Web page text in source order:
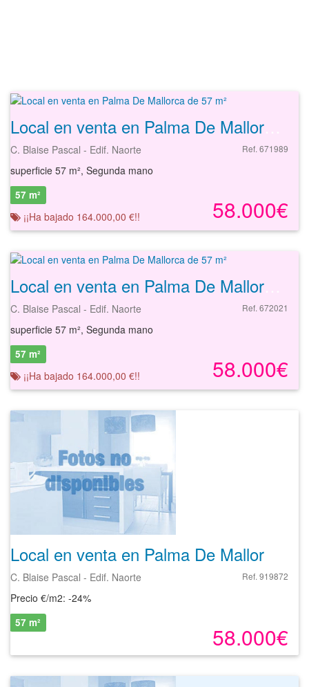
C. Blaise Pascal - Edif. Naorte Ref. 671989
superficie 57 m², Segunda mano
58.000€
57 m²
¡¡Ha bajado 164.000,00 €!!
C. Blaise Pascal - Edif. Naorte Ref. 672021
superficie 57 m², Segunda mano
58.000€
57 m²
¡¡Ha bajado 164.000,00 €!!
C. Blaise Pascal - Edif. Naorte Ref. 919872
Precio €/m2: -24%
58.000€
57 m²